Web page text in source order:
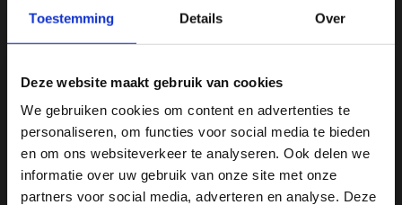
Toestemming Details Over
Deze website maakt gebruik van cookies
We gebruiken cookies om content en advertenties te
personaliseren, om functies voor social media te bieden
en om ons websiteverkeer te analyseren. Ook delen we
informatie over uw gebruik van onze site met onze
partners voor social media, adverteren en analyse. Deze
Specificaties
Reviews
Ja, ik wil 5% korting op mijn
volgende bestelling!